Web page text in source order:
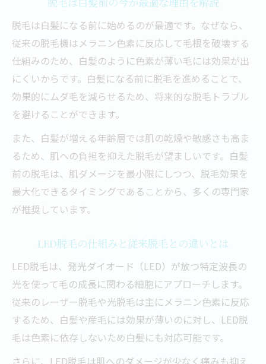
家庭用LED脱毛器が選ばれる信頼性の秘密
VIOや顔の白髪対策にもLED脱毛が有効な理
由
LED脱毛と他の脱毛方式の違いと強み
家庭用LED脱毛器は白髪にも効果を発揮できる
のか
家庭用LED脱毛器の白髪への脱毛効果を検
証
脱毛器の選び方と白髪対応力の違いについ
て
LED脱毛器で白い毛にも対応できる理由
重要
産毛や薄い毛にもLED脱毛が効く理由とは
メラニン不要のLED脱毛で産毛・白髪対策を叶
える方法
LED脱毛はメラニンに依存しない脱毛方式
脱毛は白髪になる前に始めるのが最適です。なぜなら、
従来の脱毛機はメラニン色素に反応して毛根を破壊する
仕組みのため、白髪のように色素が薄い毛には効果が出
にくいからです。白髪になる前に脱毛を進めることで、
効果的にムダ毛を減らせるため、将来的な脱毛トラブル
を避けることができます。
また、白髪が増える年齢層では肌の乾燥や敏感さも高ま
るため、肌への負担を抑えた脱毛が望ましいです。白髪
前の脱毛は、肌ダメージを最小限にしつつ、脱毛効果を
最大化できるタイミングであることから、多くの専門家
が推奨しています。
LED脱毛の仕組みと従来脱毛との違いとは
LED脱毛は、発光ダイオード（LED）が放つ特定波長の
光を使って毛の成長に関わる細胞にアプローチします。
従来のレーザー脱毛や光脱毛は主にメラニン色素に反応
するため、白髪や産毛には効果が薄いのに対し、LED脱
毛は色素に依存しないため白髪にも対応可能です。
さらに、LED脱毛は肌へのダメージが少なく痛みも抑え